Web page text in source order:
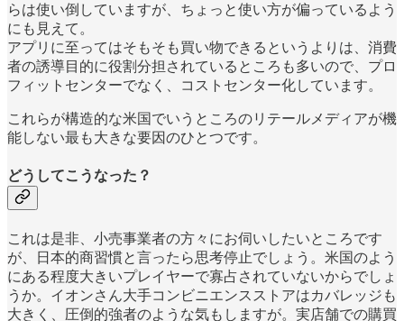
らは使い倒していますが、ちょっと使い方が偏っているよう
にも見えて。
アプリに至ってはそもそも買い物できるというよりは、消費
者の誘導目的に役割分担されているところも多いので、プロ
フィットセンターでなく、コストセンター化しています。
これらが構造的な米国でいうところのリテールメディアが機
能しない最も大きな要因のひとつです。
どうしてこうなった？
これは是非、小売事業者の方々にお伺いしたいところです
が、日本的商習慣と言ったら思考停止でしょう。米国のよう
にある程度大きいプレイヤーで寡占されていないからでしょ
うか。イオンさん大手コンビニエンスストアはカバレッジも
大きく、圧倒的強者のような気もしますが。実店舗での購買